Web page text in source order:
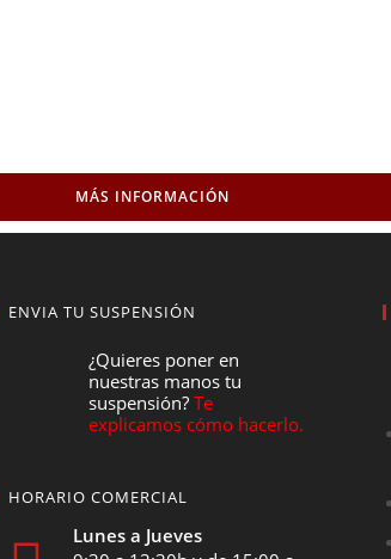
MÁS INFORMACIÓN
MÁS INFORMACIÓN
AÑADIR AL CARRITO
MÁS INFORMACIÓN
MÁS INFORMACIÓN
MÁS INFORMACIÓN
MÁS INFORMACIÓN
ENVIA TU SUSPENSIÓN
¿Quieres poner en
nuestras manos tu
suspensión?Te
explicamos cómo hacerlo.
HORARIO COMERCIAL
Lunes a Jueves